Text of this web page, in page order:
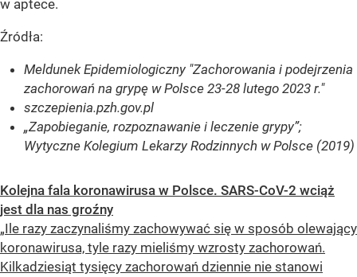
w aptece.
Źródła:
Meldunek Epidemiologiczny "Zachorowania i podejrzenia
zachorowań na grypę w Polsce 23-28 lutego 2023 r."
szczepienia.pzh.gov.pl
„Zapobieganie, rozpoznawanie i leczenie grypy”;
Wytyczne Kolegium Lekarzy Rodzinnych w Polsce (2019)
Kolejna fala koronawirusa w Polsce. SARS-CoV-2 wciąż
jest dla nas groźny
„Ile razy zaczynaliśmy zachowywać się w sposób olewający
koronawirusa, tyle razy mieliśmy wzrosty zachorowań.
Kilkadziesiąt tysięcy zachorowań dziennie nie stanowi